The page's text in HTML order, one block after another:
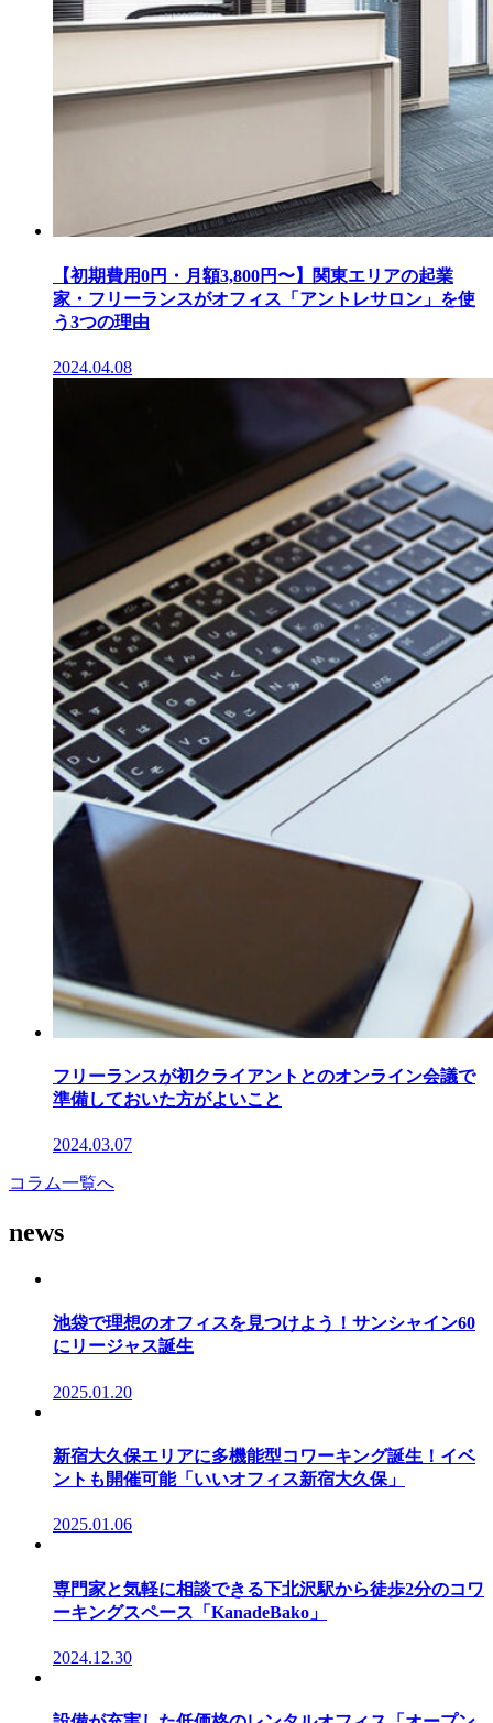
【初期費用0円・月額3,800円〜】関東エリアの起業
家・フリーランスがオフィス「アントレサロン」を使
う3つの理由
2024.04.08
フリーランスが初クライアントとのオンライン会議で
準備しておいた方がよいこと
2024.03.07
コラム一覧へ
news
池袋で理想のオフィスを見つけよう！サンシャイン60
にリージャス誕生
2025.01.20
新宿大久保エリアに多機能型コワーキング誕生！イベ
ントも開催可能「いいオフィス新宿大久保」
2025.01.06
専門家と気軽に相談できる下北沢駅から徒歩2分のコワ
ーキングスペース「KanadeBako」
2024.12.30